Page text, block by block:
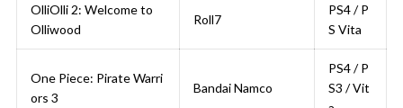
OlliOlli 2: Welcome to
Olliwood
Roll7
PS4 / P
S Vita
One Piece: Pirate Warri
ors 3
Bandai Namco
PS4 / P
S3 / Vit